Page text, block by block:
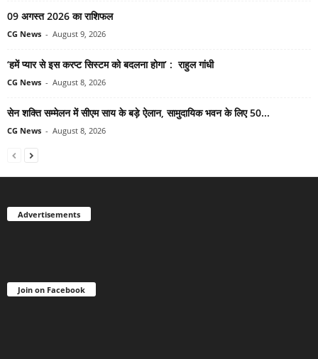
09 अगस्त 2026 का राशिफल
CG News - August 9, 2026
‘हमें प्यार से इस करप्ट सिस्टम को बदलना होगा’ : राहुल गांधी
CG News - August 8, 2026
सेन शक्ति सम्मेलन में सीएम साय के बड़े ऐलान, सामुदायिक भवन के लिए 50...
CG News - August 8, 2026
Advertisements
Join on Facebook